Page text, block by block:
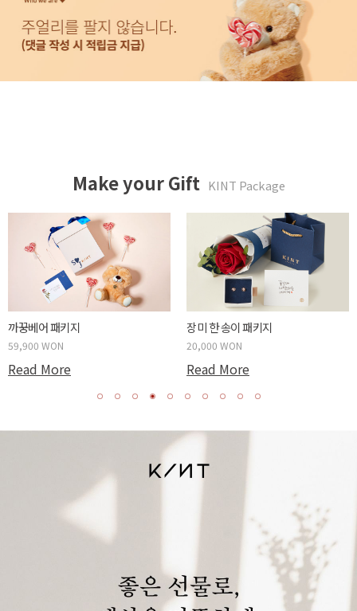
Make your Gift KINT Package
까꿍베어 패키지
59,900 WON
Read More
장미 한 송이 패키지
20,000 WON
Read More